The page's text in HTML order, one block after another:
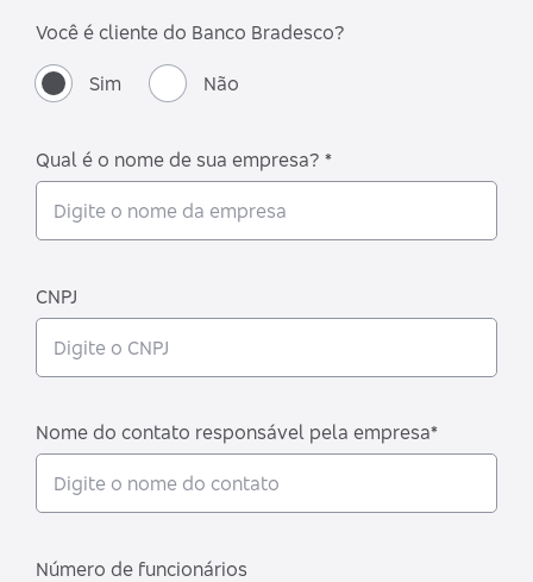
Você é cliente do Banco Bradesco?
Sim Não
Qual é o nome de sua empresa? *
CNPJ
Nome do contato responsável pela empresa*
Número de funcionários